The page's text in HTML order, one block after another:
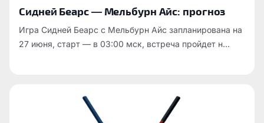
Сидней Беарс — Мельбурн Айс: прогноз
Игра Сидней Беарс с Мельбурн Айс запланирована на
27 июня, старт — в 03:00 мск, встреча пройдет н...